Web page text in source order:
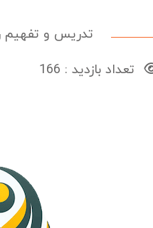
تدریس و تفهیم
تعداد بازدید : 166